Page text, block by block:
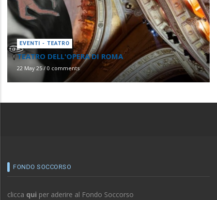
EVENTI - TEATRO
TEATRO DELL'OPERA DI ROMA
22 May 25 / 0 comments
FONDO SOCCORSO
clicca qui per aderire al Fondo Soccorso